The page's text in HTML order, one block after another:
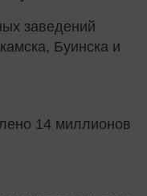
заведений
Буинска и
14 миллионов